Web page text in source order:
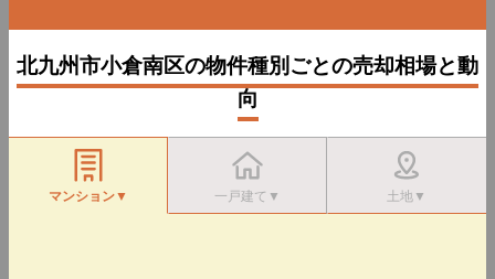
北九州市小倉南区の物件種別ごとの売却相場と動
向
マンション▼ 一戸建て▼ 土地▼